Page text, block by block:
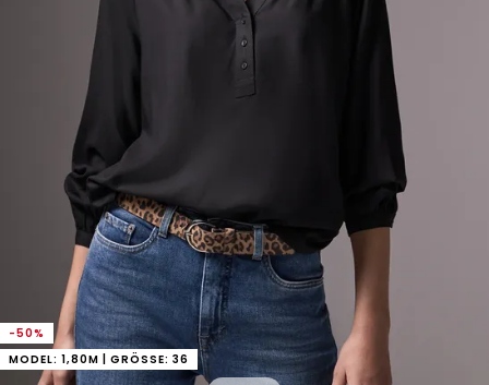
-50%
MODEL: 1,80M | GRÖSSE: 36